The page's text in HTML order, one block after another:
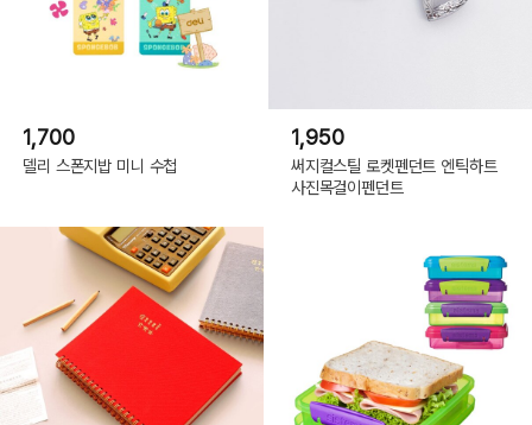
1,700
델리 스폰지밥 미니 수첩
1,950
써지컬스틸 로켓펜던트 엔틱하트
사진목걸이펜던트